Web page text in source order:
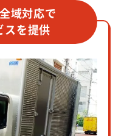
域対応で
スを提供